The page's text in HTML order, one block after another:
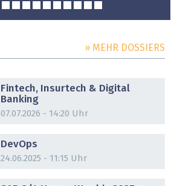
» MEHR DOSSIERS
Fintech, Insurtech & Digital
Banking
07.07.2026 - 14:20 Uhr
DevOps
24.06.2025 - 11:15 Uhr